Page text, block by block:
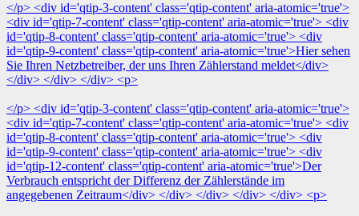
</p> <div id='qtip-3-content' class='qtip-content' aria-atomic='true'>
<div id='qtip-7-content' class='qtip-content' aria-atomic='true'> <div
id='qtip-8-content' class='qtip-content' aria-atomic='true'> <div
id='qtip-9-content' class='qtip-content' aria-atomic='true'>Hier sehen
Sie Ihren Netzbetreiber, der uns Ihren Zählerstand meldet</div>
</div> </div> </div> <p>
</p> <div id='qtip-3-content' class='qtip-content' aria-atomic='true'>
<div id='qtip-7-content' class='qtip-content' aria-atomic='true'> <div
id='qtip-8-content' class='qtip-content' aria-atomic='true'> <div
id='qtip-9-content' class='qtip-content' aria-atomic='true'> <div
id='qtip-12-content' class='qtip-content' aria-atomic='true'>Der
Verbrauch entspricht der Differenz der Zählerstände im
angegebenen Zeitraum</div> </div> </div> </div> </div> <p>